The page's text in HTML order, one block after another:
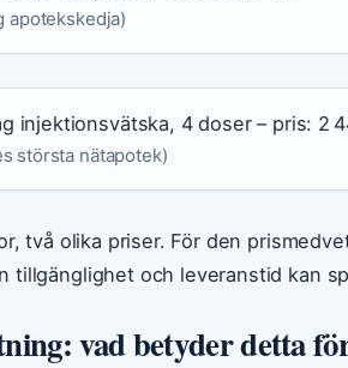
apotekskedja)
injektionsvätska, 4 doser – pris: 2
största nätapotek)
två olika priser. För den
tillgänglighet och leveranstid kan
vad betyder detta